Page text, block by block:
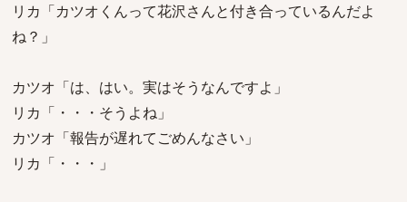
リカ「カツオくんって花沢さんと付き合っているんだよ
ね？」
カツオ「は、はい。実はそうなんですよ」
リカ「・・・そうよね」
カツオ「報告が遅れてごめんなさい」
リカ「・・・」